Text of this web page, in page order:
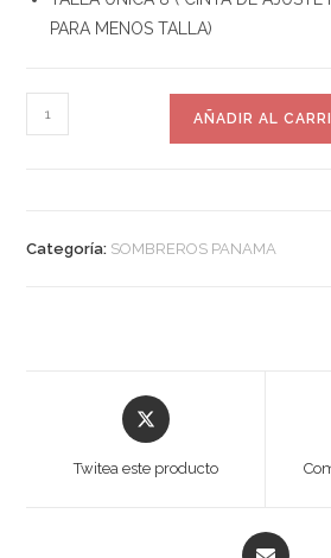
PARA MENOS TALLA)
AÑADIR AL
Categoría: SOMBREROS PANAMA
Twitea este producto